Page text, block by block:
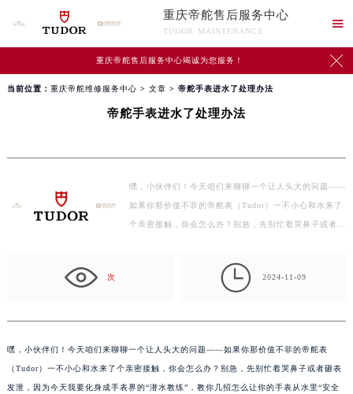
重庆帝舵售后服务中心
TUDOR MAINTENANCE

重庆帝舵售后服务中心竭诚为您服务！ 
当前位置： 重庆帝舵维修服务中心 > 文章 > 帝舵手表进水了处理办法
帝舵手表进水了处理办法
嘿，小伙伴们！今天咱们来聊聊一个让人头大的问题——
如果你那价值不菲的帝舵表（Tudor）一不小心和水来了
个亲密接触，你会怎么办？别急，先别忙着哭鼻子或者砸
次  2024-11-09
嘿，小伙伴们！今天咱们来聊聊一个让人头大的问题——如果你那价值不菲的帝舵表
（Tudor）一不小心和水来了个亲密接触，你会怎么办？别急，先别忙着哭鼻子或者砸表
发泄，因为今天我要化身成手表界的“潜水教练”，教你几招怎么让你的手表从水里“安全